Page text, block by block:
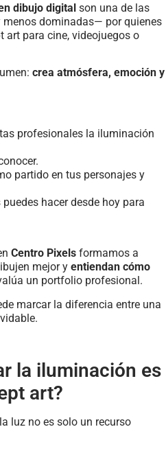
dibujo digital son una de las
dominadas— por quienes
art para cine, videojuegos o
crea atmósfera, emoción y
profesionales la iluminación
partido en tus personajes y
hacer desde hoy para
Centro Pixels formamos a
mejor y entiendan cómo
un portfolio profesional.
marcar la diferencia entre una
la iluminación es
art?
luz no es solo un recurso